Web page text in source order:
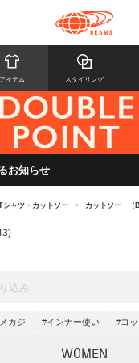
アイテム スタイリング
お知らせ
シャツ・カットソー > カットソー
カジ #インナー使い #コ
WOMEN